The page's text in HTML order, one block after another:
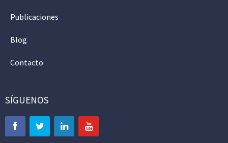
Publicaciones
Blog
Contacto
SÍGUENOS